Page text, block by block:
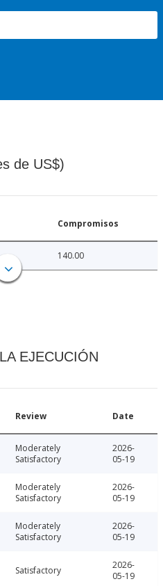
de US$)
Compromisos
140.00
EJECUCIÓN
Review Date
Moderately
Satisfactory
2026-
05-19
Moderately
Satisfactory
2026-
05-19
Moderately
Satisfactory
2026-
05-19
Satisfactory
2026-
05-19